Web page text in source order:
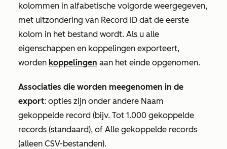
kolommen in alfabetische volgorde weergegeven,
met uitzondering van Record ID dat de eerste
kolom in het bestand wordt. Als u alle
eigenschappen en koppelingen exporteert,
worden koppelingen aan het einde opgenomen.
Associaties die worden meegenomen in de
export: opties zijn onder andere Naam
gekoppelde record (bijv. Tot 1.000 gekoppelde
records (standaard), of Alle gekoppelde records
(alleen CSV-bestanden).